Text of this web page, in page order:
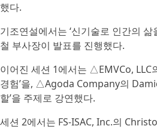
했다.
기조연설에서는 ‘신기술로 인간의
철 부사장이 발표를 진행했다.
이어진 세션 1에서는 △EMVCo,
경험’을, △Agoda Company의
할’을 주제로 강연했다.
세션 2에서는 FS-ISAC, Inc.의